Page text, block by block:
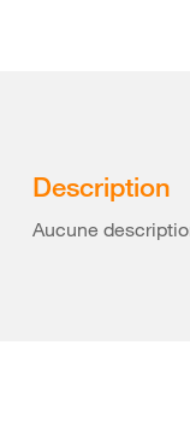
Description
Aucune